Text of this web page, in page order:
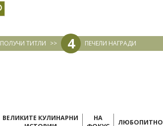
ПОЛУЧИ ТИТЛИ >> 4 ПЕЧЕЛИ НАГРАДИ
ВЕЛИКИТЕ КУЛИНАРНИ
НА
ЛЮБОПИТНО